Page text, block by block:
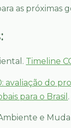
as próximas
Timeline
avaliação do
para o Brasil
e